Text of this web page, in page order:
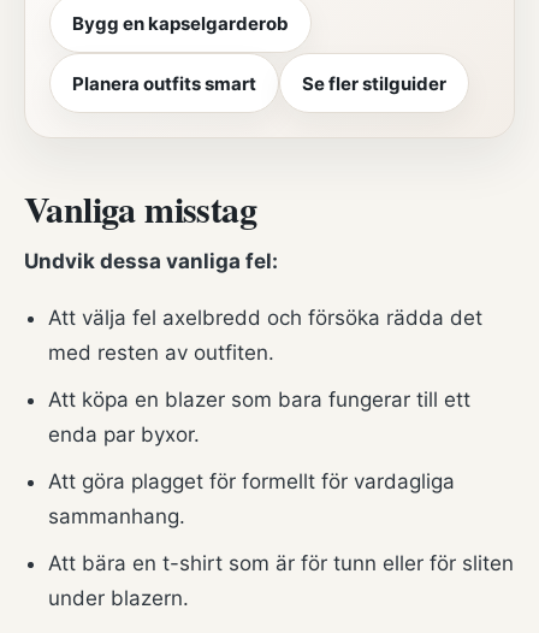
Bygg en kapselgarderob
Planera outfits smart Se fler stilguider
Vanliga misstag
Undvik dessa vanliga fel:
Att välja fel axelbredd och försöka rädda det
med resten av outfiten.
Att köpa en blazer som bara fungerar till ett
enda par byxor.
Att göra plagget för formellt för vardagliga
sammanhang.
Att bära en t-shirt som är för tunn eller för sliten
under blazern.